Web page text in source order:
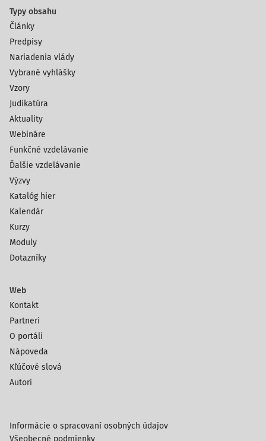
Typy obsahu
Články
Predpisy
Nariadenia vlády
Vybrané vyhlášky
Vzory
Judikatúra
Aktuality
Webináre
Funkčné vzdelávanie
Ďalšie vzdelávanie
Výzvy
Katalóg hier
Kalendár
Kurzy
Moduly
Dotazníky
Web
Kontakt
Partneri
O portáli
Nápoveda
Kľúčové slová
Autori
Informácie o spracovaní osobných údajov
Všeobecné podmienky